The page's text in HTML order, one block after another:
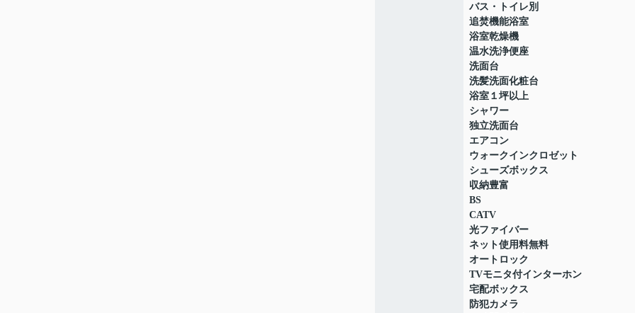
バス・トイレ別
追焚機能浴室
浴室乾燥機
温水洗浄便座
洗面台
洗髪洗面化粧台
浴室１坪以上
シャワー
独立洗面台
エアコン
ウォークインクロゼット
シューズボックス
収納豊富
BS
CATV
光ファイバー
ネット使用料無料
オートロック
TVモニタ付インターホン
宅配ボックス
防犯カメラ